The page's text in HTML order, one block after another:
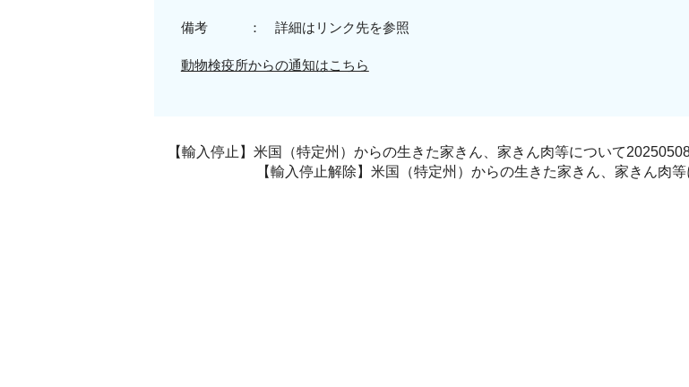
備考 ： 詳細はリンク先を参照
動物検疫所からの通知はこちら
【輸入停止】米国（特定州）からの生きた家きん、家きん肉等について
【輸入停止解除】米国（特定州）からの生きた家きん、家きん肉